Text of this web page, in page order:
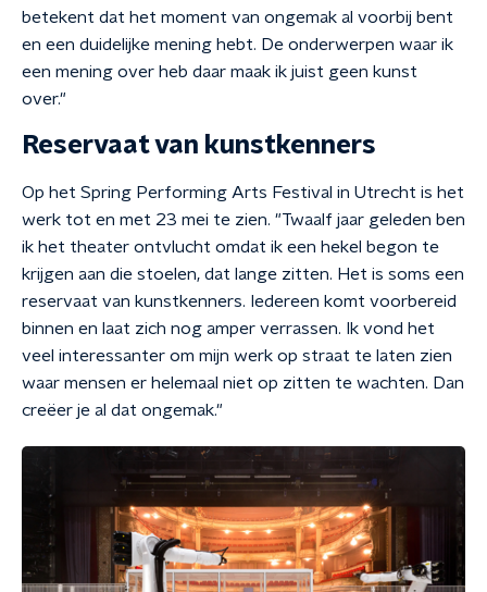
betekent dat het moment van ongemak al voorbij bent
en een duidelijke mening hebt. De onderwerpen waar ik
een mening over heb daar maak ik juist geen kunst
over."
Reservaat van kunstkenners
Op het Spring Performing Arts Festival in Utrecht is het
werk tot en met 23 mei te zien. "Twaalf jaar geleden ben
ik het theater ontvlucht omdat ik een hekel begon te
krijgen aan die stoelen, dat lange zitten. Het is soms een
reservaat van kunstkenners. Iedereen komt voorbereid
binnen en laat zich nog amper verrassen. Ik vond het
veel interessanter om mijn werk op straat te laten zien
waar mensen er helemaal niet op zitten te wachten. Dan
creëer je al dat ongemak."